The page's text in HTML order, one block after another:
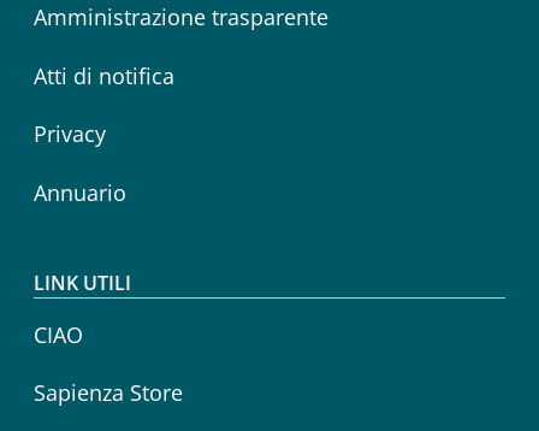
Amministrazione trasparente
Atti di notifica
Privacy
Annuario
LINK UTILI
CIAO
Sapienza Store